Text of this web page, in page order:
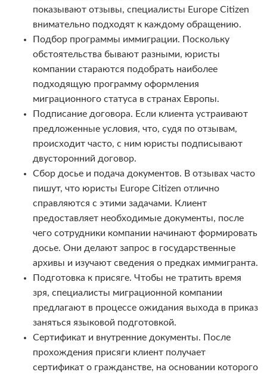
показывают отзывы, специалисты Europe Citizen
внимательно подходят к каждому обращению.
Подбор программы иммиграции. Поскольку
обстоятельства бывают разными, юристы
компании стараются подобрать наиболее
подходящую программу оформления
миграционного статуса в странах Европы.
Подписание договора. Если клиента устраивают
предложенные условия, что, судя по отзывам,
происходит часто, с ним юристы подписывают
двусторонний договор.
Сбор досье и подача документов. В отзывах часто
пишут, что юристы Europe Citizen отлично
справляются с этими задачами. Клиент
предоставляет необходимые документы, после
чего сотрудники компании начинают формировать
досье. Они делают запрос в государственные
архивы и изучают сведения о предках иммигранта.
Подготовка к присяге. Чтобы не тратить время
зря, специалисты миграционной компании
предлагают в процессе ожидания выхода в приказ
заняться языковой подготовкой.
Сертификат и внутренние документы. После
прохождения присяги клиент получает
сертификат о гражданстве, на основании которого